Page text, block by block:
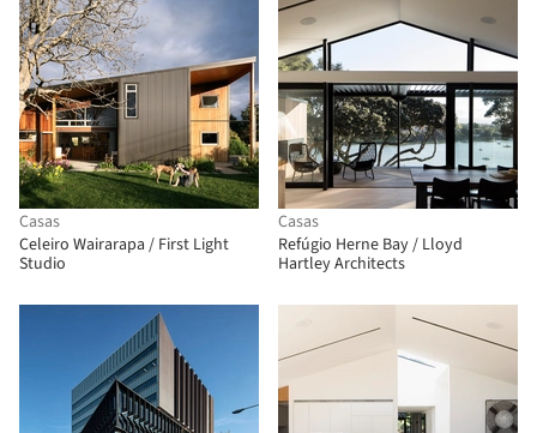
Casas
Celeiro Wairarapa / First Light
Studio
Casas
Refúgio Herne Bay / Lloyd
Hartley Architects